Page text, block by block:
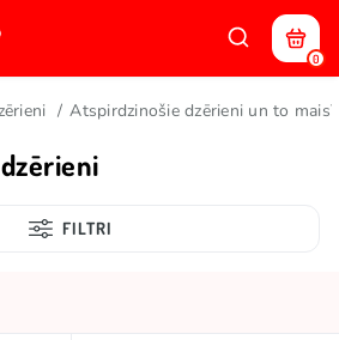
0
Atspirdzinošie dzērieni un to
FILTRI